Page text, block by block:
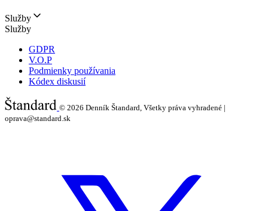
Služby
Služby
GDPR
V.O.P
Podmienky používania
Kódex diskusií
© 2026 Denník Štandard, Všetky práva vyhradené |
oprava@standard.sk